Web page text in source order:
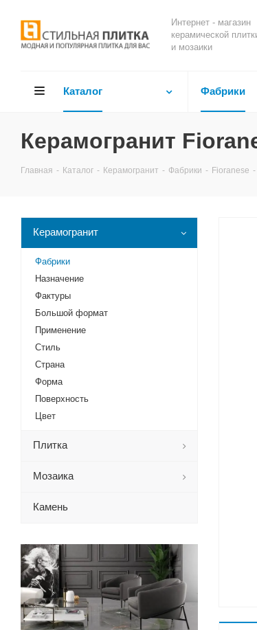
Интернет - магазин
керамической
и мозаики
Каталог Фабрики
Керамогранит
Главная - Каталог - Керамогранит - Фабрики - Fioranese -
Керамогранит
Фабрики
Назначение
Фактуры
Большой формат
Применение
Стиль
Страна
Форма
Поверхность
Цвет
Плитка
Мозаика
Камень